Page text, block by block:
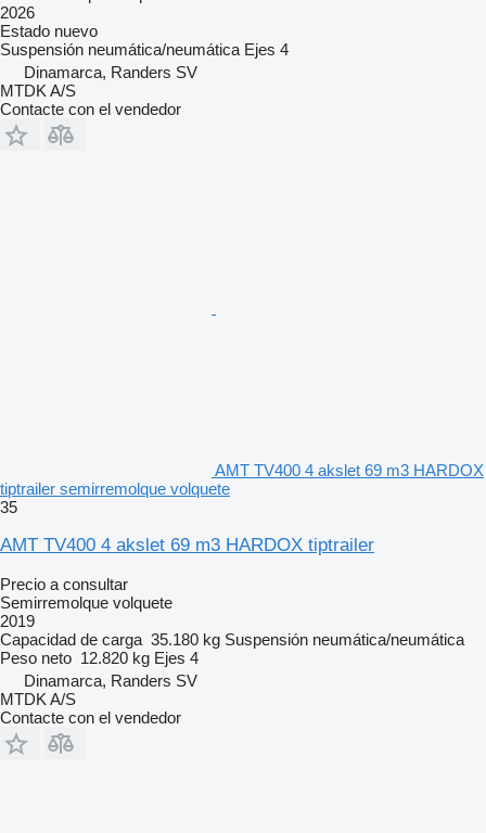
2026
Estado nuevo
Suspensión neumática/neumática Ejes 4
Dinamarca, Randers SV
MTDK A/S
Contacte con el vendedor
AMT TV400 4 akslet 69 m3 HARDOX
tiptrailer semirremolque volquete
35
AMT TV400 4 akslet 69 m3 HARDOX tiptrailer
Precio a consultar
Semirremolque volquete
2019
Capacidad de carga 35.180 kg Suspensión neumática/neumática
Peso neto 12.820 kg Ejes 4
Dinamarca, Randers SV
MTDK A/S
Contacte con el vendedor